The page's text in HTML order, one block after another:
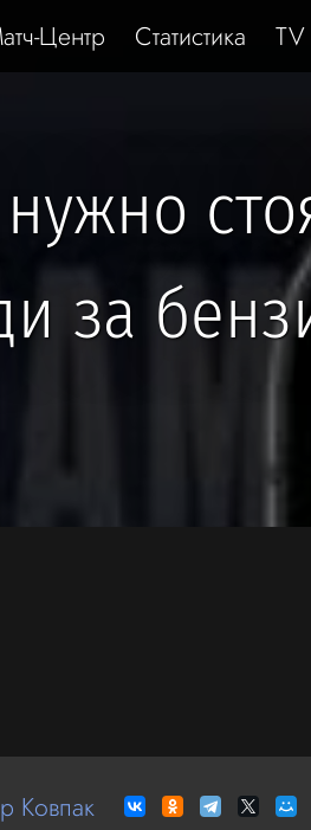
Центр Статистика TV
за
Ковпак